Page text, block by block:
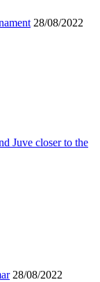
28/08/2022
Juve closer to the
28/08/2022